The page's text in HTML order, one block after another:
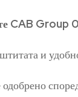
CAB Group
и